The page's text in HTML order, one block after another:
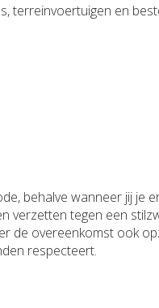
terreinvoertuigen en
behalve wanneer jij je
verzetten tegen een
de overeenkomst ook
respecteert.